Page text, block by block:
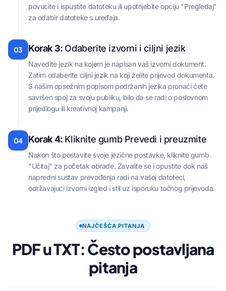
povucite i ispustite datoteku ili upotrijebite opciju "Pregledaj"
za odabir datoteke s uređaja.
03 Korak 3: Odaberite izvorni i ciljni jezik
Navedite jezik na kojem je napisan vaš izvorni dokument.
Zatim odaberite ciljni jezik na koji želite prijevod dokumenta.
S našim opsežnim popisom podržanih jezika pronaći ćete
savršen spoj za svoju publiku, bilo da se radi o poslovnom
prijedlogu ili kreativnoj kampanji.
04 Korak 4: Kliknite gumb Prevedi i preuzmite
Nakon što postavite svoje jezične postavke, kliknite gumb
"Učitaj" za početak obrade. Zavalite se i opustite dok naš
napredni sustav prevođenja radi na vašoj datoteci,
održavajući izvorni izgled i stil uz isporuku točnog prijevoda.
NAJČEŠĆA PITANJA
PDF u TXT: Često postavljana
pitanja